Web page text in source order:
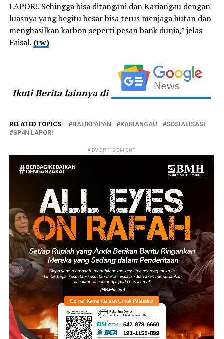
LAPOR!. Sehingga bisa ditangani dan Kariangau dengan
luasnya yang begitu besar bisa terus menjaga hutan dan
menghasilkan karbon seperti pesan bank dunia,” jelas
Faisal. (rw)
Ikuti Berita lainnya di
RELATED TOPICS: BALIKPAPAN KARIANGAU
SOSIALISASI
SP4N LAPOR!
ADVERTISEMENT